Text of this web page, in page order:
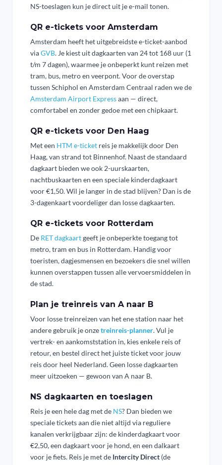
NS-toeslagen kun je direct uit je e-mail tonen.
QR e-tickets voor Amsterdam
Amsterdam heeft het uitgebreidste e-ticket-aanbod
viaGVB. Je kiest uit dagkaarten van 24 tot 168 uur (1
t/m 7 dagen), waarmee je onbeperkt kunt reizen met
tram, bus, metro en veerpont. Voor de overstap
tussen Schiphol en Amsterdam Centraal raden we de
Amsterdam Airport Expressaan — direct,
comfortabel en zonder gedoe met een chipkaart.
QR e-tickets voor Den Haag
Met een HTM e-ticket reis je makkelijk door Den
Haag, van strand tot Binnenhof. Naast de standaard
dagkaart bieden we ook 2-uurskaarten,
nachtbuskaarten en een speciale kinderdagkaart
voor €1,50. Wil je langer in de stad blijven? Dan is de
3-dagenkaart voordeliger dan losse dagkaarten.
QR e-tickets voor Rotterdam
De RET dagkaartgeeft je onbeperkte toegang tot
metro, tram en bus in Rotterdam. Handig voor
toeristen, dagjesmensen en bezoekers die snel willen
kunnen overstappen tussen alle vervoersmiddelen in
de stad.
Plan je treinreis van A naar B
Voor losse treinreizen van het ene station naar het
andere gebruik je onzetreinreis-planner. Vul je
vertrek- en aankomststation in, kies enkele reis of
retour, en bestel direct het juiste ticket voor jouw
reis door heel Nederland. Geen losse dagkaarten
meer uitzoeken — gewoon van A naar B.
NS dagkaarten en toeslagen
Reis je een hele dag met de NS? Dan bieden we
speciale tickets aan die niet altijd via reguliere
kanalen verkrijgbaar zijn: de kinderdagkaart voor
€2,50, een dagkaart voor je hond, en een dalkaart
voor je fiets. Reis je met de Intercity Direct (de